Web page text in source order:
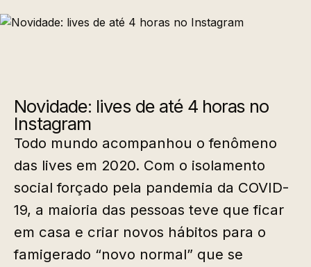
Novidade: lives de até 4 horas no
Instagram
Todo mundo acompanhou o fenômeno
das lives em 2020. Com o isolamento
social forçado pela pandemia da COVID-
19, a maioria das pessoas teve que ficar
em casa e criar novos hábitos para o
famigerado “novo normal” que se